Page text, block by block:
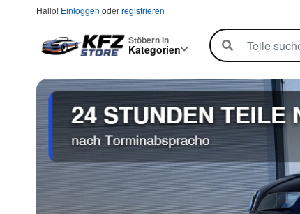
Hallo! Einloggen oderregistrieren
Stöbern in
Kategorien